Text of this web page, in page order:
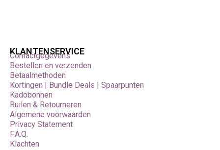
KLANTENSERVICE
Contactgegevens
Bestellen en verzenden
Betaalmethoden
Kortingen | Bundle Deals | Spaarpunten
Kadobonnen
Ruilen & Retourneren
Algemene voorwaarden
Privacy Statement
F.A.Q.
Klachten